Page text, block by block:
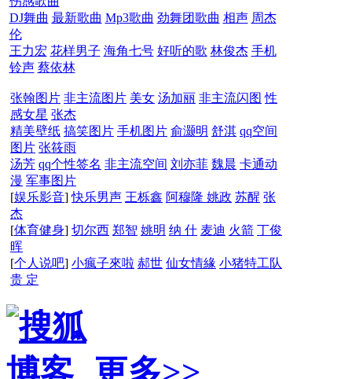
DJ舞曲 最新歌曲 Mp3歌曲 劲舞团歌曲 相声 周杰
伦
王力宏 花样男子 海角七号 好听的歌 林俊杰 手机
铃声 蔡依林
张翰图片 非主流图片 美女 汤加丽 非主流闪图 性
感女星 张杰
精美壁纸 搞笑图片 手机图片 俞灏明 舒淇 qq空间
图片 张筱雨
汤芳 qq个性签名 非主流空间 刘亦菲 魏晨 卡通动
漫 军事图片
[娱乐影音]快乐男声 王栎鑫 阿穆隆 姚政 苏醒 张
杰
[体育健身] 切尔西 郑智 姚明 纳 什 麦迪 火箭 丁俊
晖
[个人说吧] 小瘋子來啦 郝世 仙女情緣 小猪特工队
贵 定